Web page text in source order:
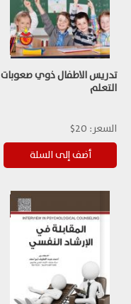
تدريس الاطفال ذوي صعوبات
التعلم
السعر: 20$